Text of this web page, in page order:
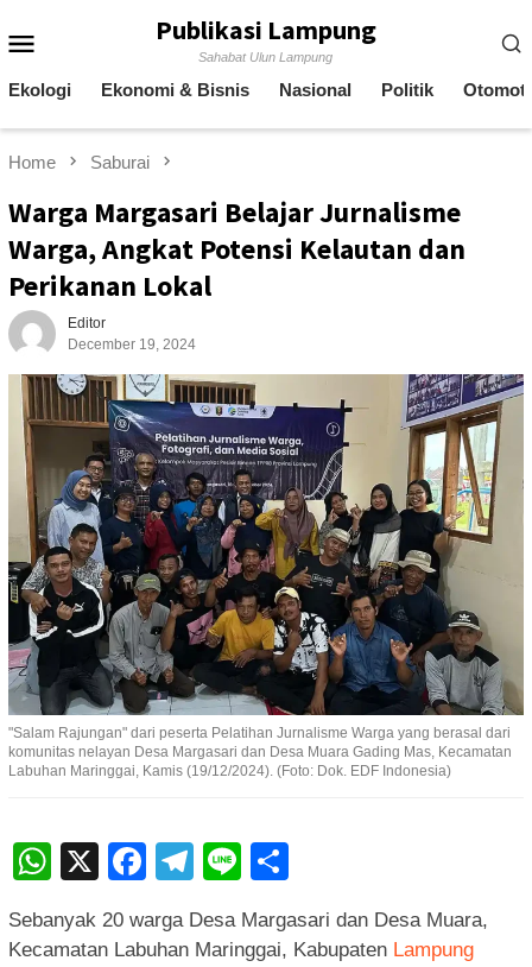
to
Publikasi Lampung
Sahabat Ulun Lampung
Ekologi Ekonomi & Bisnis Nasional Politik
Home Saburai
Warga Margasari Belajar Jurnalisme
Warga, Angkat Potensi Kelautan dan
Perikanan Lokal
Editor
December 19, 2024
"Salam Rajungan" dari peserta Pelatihan Jurnalisme Warga yang berasal dari
komunitas nelayan Desa Margasari dan Desa Muara Gading Mas, Kecamatan
Labuhan Maringgai, Kamis (19/12/2024). (Foto: Dok. EDF Indonesia)
WhatsApp
X Facebook
Telegram
Line
Sebanyak 20 warga Desa Margasari dan Desa Muara,
Kecamatan Labuhan Maringgai, Kabupaten Lampung